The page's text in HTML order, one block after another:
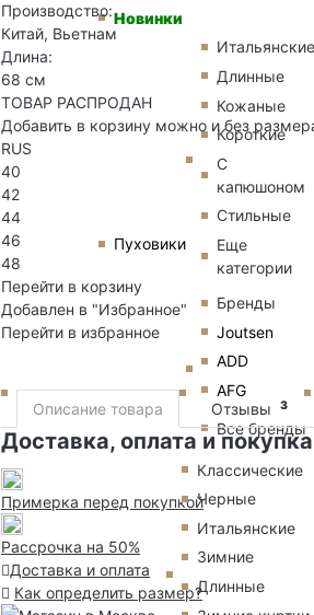
Новинки
Пуховики
Итальянские
Длинные
Кожаные
Короткие
С
капюшоном
Стильные
Еще
категории
Бренды
Joutsen
ADD
AFG
Все бренды
Классические
Черные
Итальянские
Зимние
Длинные
Производство:
Китай, Вьетнам
Длина:
68 см
ТОВАР РАСПРОДАН
Добавить в корзину можно и без
RUS
40
42
44
46
48
Перейти в корзину
Добавлен в "Избранное"
Перейти в избранное
Описание товара Отзывы 3
Доставка, оплата и
Примерка перед покупкой
Рассрочка на 50%
Доставка и оплата
Как определить размер?